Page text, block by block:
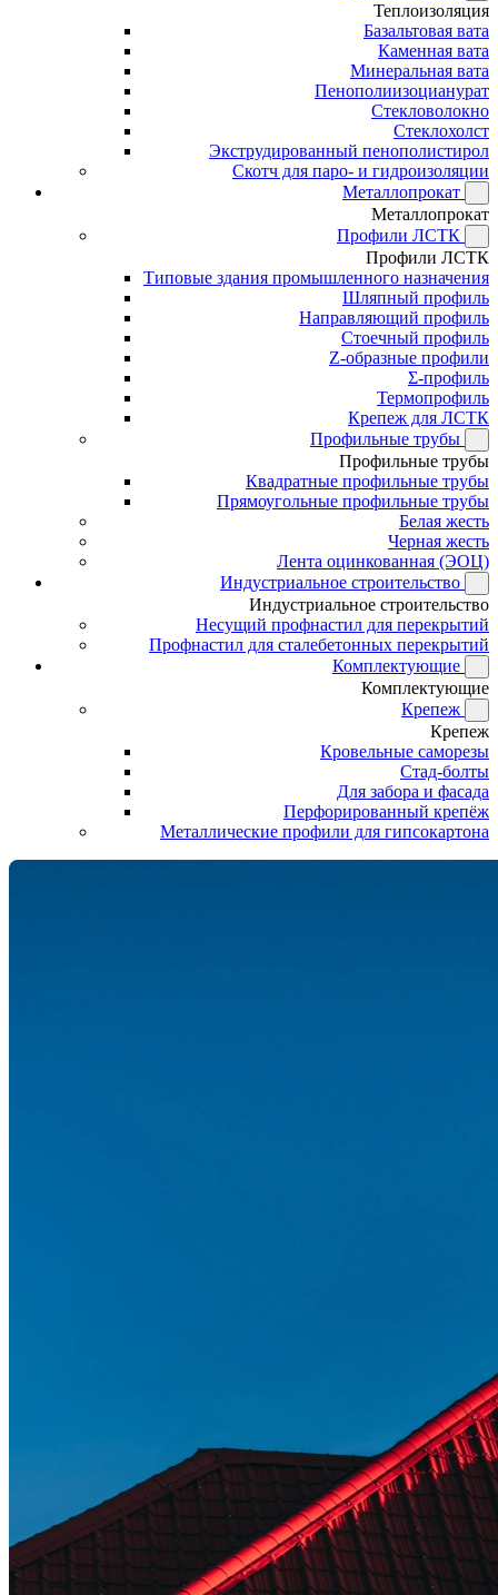
Теплоизоляция
Базальтовая вата
Каменная вата
Минеральная вата
Пенополиизоцианурат
Стекловолокно
Стеклохолст
Экструдированный пенополистирол
Скотч для паро- и гидроизоляции
Металлопрокат
Металлопрокат
Профили ЛСТК
Профили ЛСТК
Типовые здания промышленного назначения
Шляпный профиль
Направляющий профиль
Стоечный профиль
Z-образные профили
Σ-профиль
Термопрофиль
Крепеж для ЛСТК
Профильные трубы
Профильные трубы
Квадратные профильные трубы
Прямоугольные профильные трубы
Белая жесть
Черная жесть
Лента оцинкованная (ЭОЦ)
Индустриальное строительство
Индустриальное строительство
Несущий профнастил для перекрытий
Профнастил для сталебетонных перекрытий
Комплектующие
Комплектующие
Крепеж
Крепеж
Кровельные саморезы
Стад-болты
Для забора и фасада
Перфорированный крепёж
Металлические профили для гипсокартона